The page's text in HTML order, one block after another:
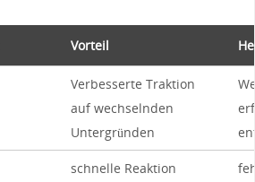
Vorteil
Verbesserte Traktion
‌auf wechselnden
Untergründen
schnelle Reaktion